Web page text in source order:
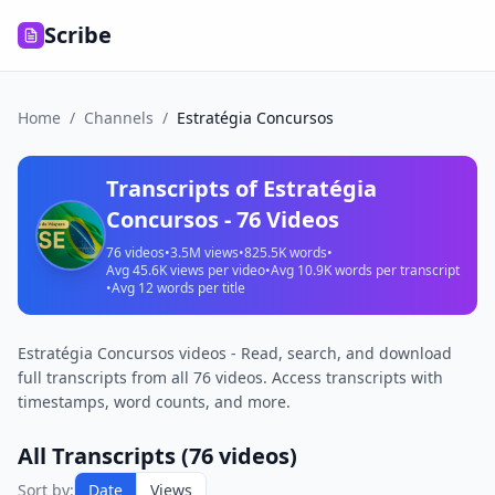
Scribe
Home / Channels / Estratégia Concursos
Transcripts ofEstratégia
Concursos-76Videos
76videos•3.5M views•825.5Kwords•
Avg45.6Kviews per video•Avg 10.9Kwords per transcript
•Avg 12words per title
Estratégia Concursos videos - Read, search, and download
full transcripts from all 76 videos. Access transcripts with
timestamps, word counts, and more.
All Transcripts (76videos)
Sort by: Date Views